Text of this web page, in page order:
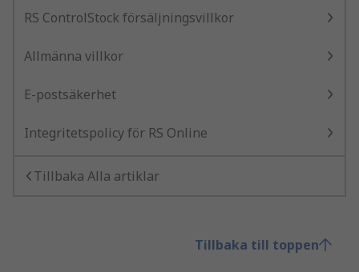
RS ControlStock försäljningsvillkor
Allmänna villkor
E-postsäkerhet
Integritetspolicy för RS Online
Tillbaka Alla artiklar
Tillbaka till toppen